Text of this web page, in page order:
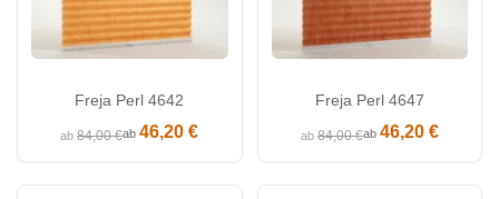
Freja Perl 4642
ab84,00 €ab46,20 €
Freja Perl 4647
ab84,00 €ab 46,20 €